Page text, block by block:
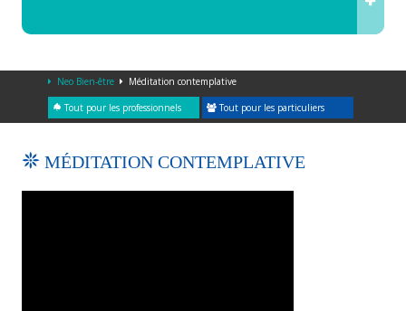
Neo Bien-être Méditation contemplative
Tout pour les professionnels Tout pour les particuliers
MÉDITATION CONTEMPLATIVE